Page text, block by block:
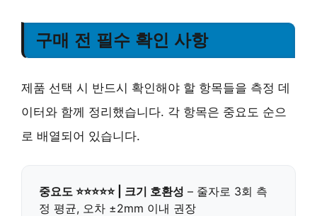
구매 전 필수 확인 사항
제품 선택 시 반드시 확인해야 할 항목들을 측정 데
이터와 함께 정리했습니다. 각 항목은 중요도 순으
로 배열되어 있습니다.
중요도 ⭐⭐⭐⭐⭐ | 크기 호환성 – 줄자로 3회 측
정 평균, 오차 ±2mm 이내 권장